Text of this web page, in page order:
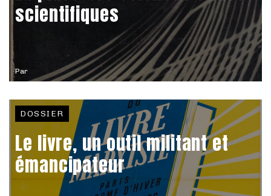
Par
scientifiques
DOSSIER
Le livre, un outil militant et
émancipateur